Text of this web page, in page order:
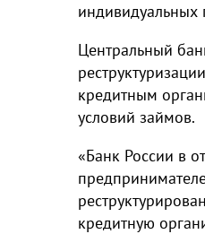
Центральный
кредитным
условий займов.
«Банк России в
кредитную